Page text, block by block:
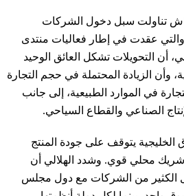
تناولت سبل دخول الشركات
والتي عقدت في إطار فعاليات منتدى
أن التحويلات تشكل العائق الوحيد
وأن الزيادة المحتملة في حجم التجارة
في الموارد الطبيعية، إلى جانب
الصناعي والقطاع السياحي.
الخليجية يتوقف على جودة المنتج
شريك محلي قوي. وشدد الهلالي أن
الكثير من الشركات مع دول مجلس